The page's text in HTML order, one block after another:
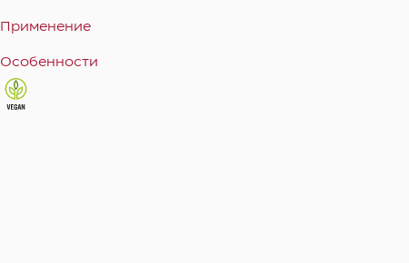
Применение
Особенности